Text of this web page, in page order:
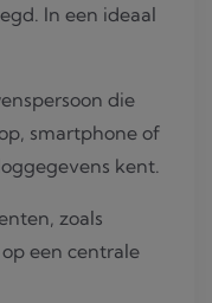
In een ideaal
die
smartphone of
kent.
zoals
een centrale